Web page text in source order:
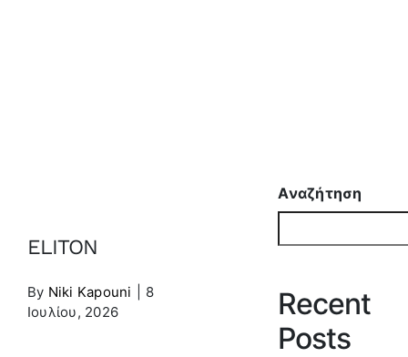
ELITON
By Niki Kapouni
8
Ιουλίου, 2026
Αναζήτηση
Recent
Posts